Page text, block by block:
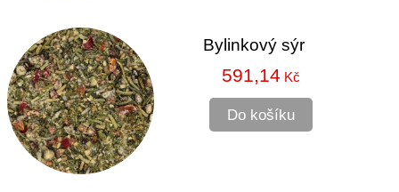
Bylinkový sýr
591,14 Kč
Do košíku